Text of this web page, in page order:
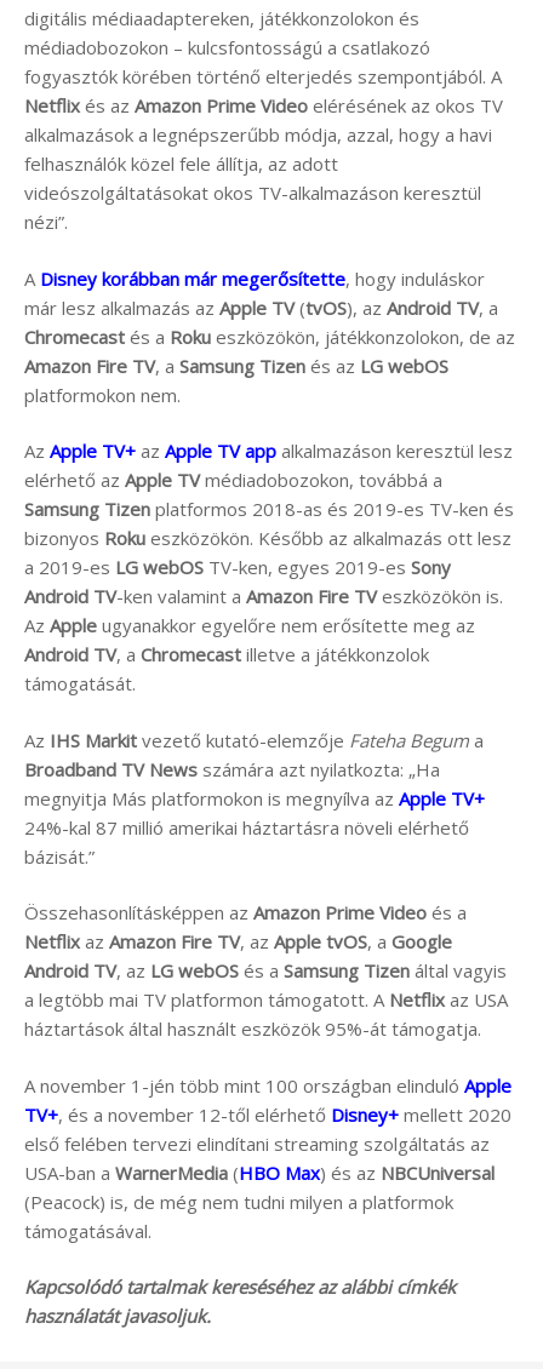
digitális médiaadaptereken, játékkonzolokon és
médiadobozokon – kulcsfontosságú a csatlakozó
fogyasztók körében történő elterjedés szempontjából. A
Netflixés az Amazon Prime Video elérésének az okos TV
alkalmazások a legnépszerűbb módja, azzal, hogy a havi
felhasználók közel fele állítja, az adott
videószolgáltatásokat okos TV-alkalmazáson keresztül
nézi”.
A Disney korábban már megerősítette, hogy induláskor
már lesz alkalmazás az Apple TV(tvOS), az Android TV, a
Chromecast és a Roku eszközökön, játékkonzolokon, de az
Amazon Fire TV, a Samsung Tizen és az LG webOS
platformokon nem.
Az Apple TV+ az Apple TV app alkalmazáson keresztül lesz
elérhető az Apple TVmédiadobozokon, továbbá a
Samsung Tizen platformos 2018-as és 2019-es TV-ken és
bizonyos Roku eszközökön. Később az alkalmazás ott lesz
a 2019-es LG webOS TV-ken, egyes 2019-es Sony
Android TV-ken valamint a Amazon Fire TVeszközökön is.
Az Apple ugyanakkor egyelőre nem erősítette meg az
Android TV, a Chromecast illetve a játékkonzolok
támogatását.
Az IHS Markit vezető kutató-elemzője Fateha Begum a
Broadband TV News számára azt nyilatkozta: „Ha
megnyitja Más platformokon is megnyílva az Apple TV+
24%-kal 87 millió amerikai háztartásra növeli elérhető
bázisát.”
Összehasonlításképpen az Amazon Prime Video és a
Netflixaz Amazon Fire TV, az Apple tvOS, a Google
Android TV, az LG webOS és a Samsung Tizen által vagyis
a legtöbb mai TV platformon támogatott. A Netflixaz USA
háztartások által használt eszközök 95%-át támogatja.
A november 1-jén több mint 100 országban elinduló Apple
TV+, és a november 12-től elérhető Disney+ mellett 2020
első felében tervezi elindítani streaming szolgáltatás az
USA-ban a WarnerMedia (HBO Max) és az NBCUniversal
(Peacock) is, de még nem tudni milyen a platformok
támogatásával.
Kapcsolódó tartalmak kereséséhez az alábbi címkék
használatát javasoljuk.